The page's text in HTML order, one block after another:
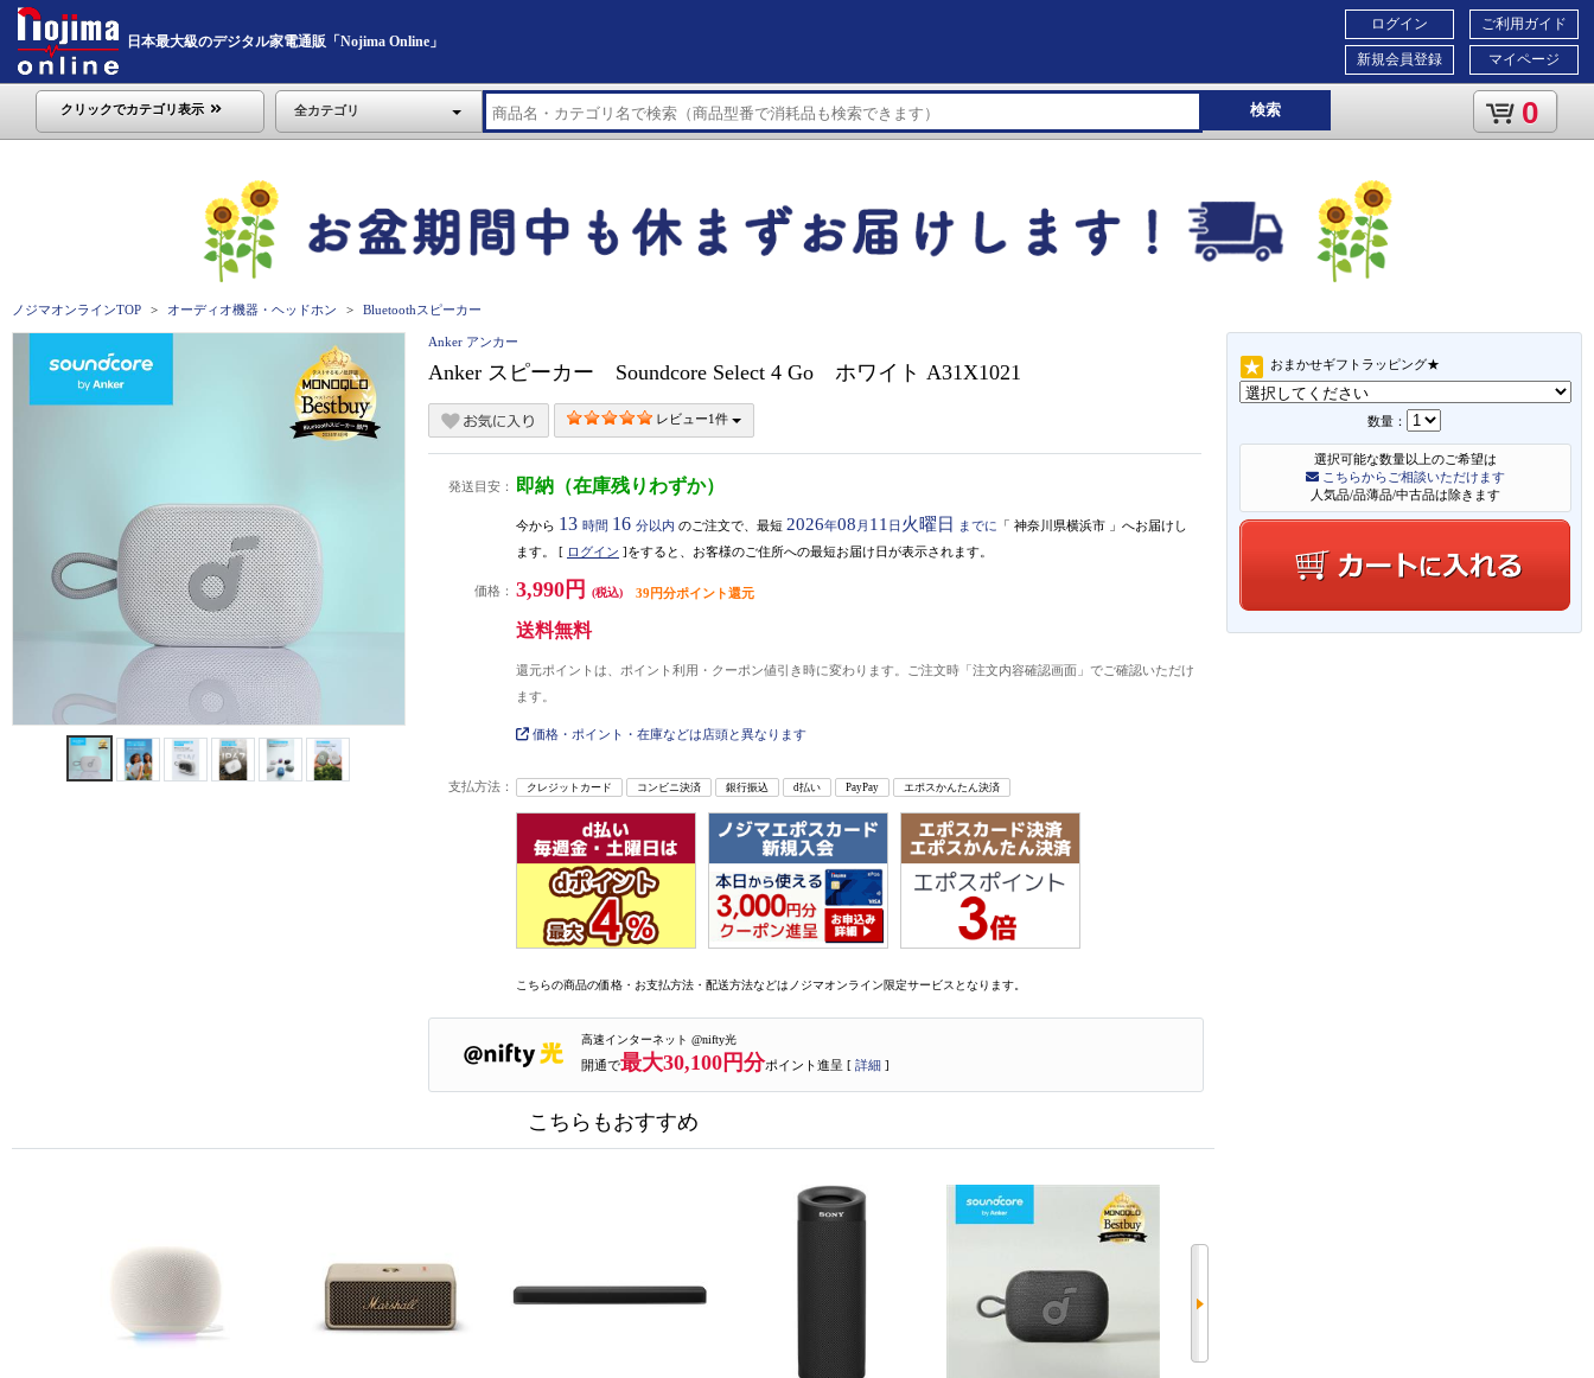
日本最大級のデジタル家電通販「Nojima Online」
ご利用ガイド
マイページ
ログイン
新規会員登録
クリックでカテゴリ表示 全カテゴリ 検索 0
ノジマオンラインTOP オーディオ機器・ヘッドホン Bluetoothスピーカー
おまかせギフトラッピング★
数量：
選択可能な数量以上のご希望は
こちらからご相談いただけます
人気品/品薄品/中古品は除きます
Anker アンカー
Anker スピーカー Soundcore Select 4 Go ホワイト A31X1021
レビュー1件
発送目安： 即納（在庫残りわずか）
今から 13 時間 16 分以内 のご注文で、最短 2026年08 月 11 日 火曜日 までに 「 神奈川県横浜市 」 へお届けし
ます。 [ ログイン ]をすると、お客様のご住所への最短お届け日が表示されます。
価格： 3,990円 (税込) 39円分ポイント還元
送料無料
還元ポイントは、ポイント利用・クーポン値引き時に変わります。ご注文時「注文内容確認画面」でご確認いただけ
ます。
価格・ポイント・在庫などは店頭と異なります
支払方法： クレジットカード コンビニ決済 銀行振込 d払い PayPay エポスかんたん決済
こちらの商品の価格・お支払方法・配送方法などはノジマオンライン限定サービスとなります。
高速インターネット @nifty光
開通で最大30,100円分ポイント進呈 [ 詳細 ]
こちらもおすすめ